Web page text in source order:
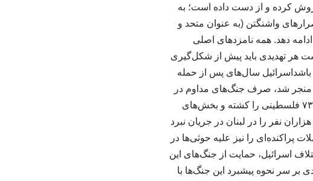
کرده و از دست داده است؛ به
واشنگتن (به عنوان متحد و
دهد. همه نامزدهای اصلی
هر تهدیدی باید پیش از شکل‌گیری
باشداسرائیل سال‌های پس از حمله
۷ اکتبر ۲۰۲۳ به رهبری حماس در اسرائیل را که به کشته شدن ۱۱۳۹ نفر منجر شد، صرف جنگ‌های مداوم در
سراسر منطقه کرده است. این کشور در غزه دست به نسل‌کشی زده، بیش از ۷۳۰۰۰ فلسطینی را کشته و بخش‌های
نفر را در لبنان در جریان نبرد
پراکنده‌ای را نیز علیه حوثی‌ها در
اسرائیل، حمایت از جنگ‌های این
بر سر نحوه پیشبرد این جنگ‌ها با